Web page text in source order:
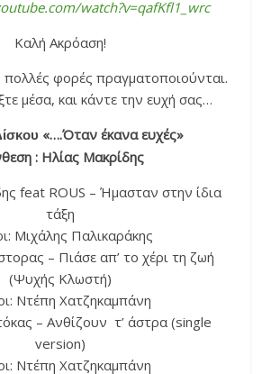
watch?v=qafKfl1_wrc
Καλή Ακρόαση!
πολλές φορές πραγματοποιούνται.
μέσα, και κάντε την ευχή σας…
«….Όταν έκανα ευχές»
: Ηλίας Μακρίδης
feat ROUS – Ήμασταν στην ίδια
τάξη
Μιχάλης Παλικαράκης
– Πιάσε απ’ το χέρι τη ζωή
(Ψυχής Κλωστή)
Ντέπη Χατζηκαμπάνη
– Ανθίζουν τ’ άστρα (single
version)
Ντέπη Χατζηκαμπάνη